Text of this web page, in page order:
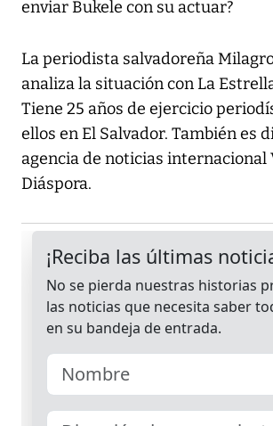
enviar Bukele con su actuar?
La periodista salvadoreña
analiza la situación con La
Tiene 25 años de ejercicio
ellos en El Salvador. También es
agencia de noticias internacional
Diáspora.